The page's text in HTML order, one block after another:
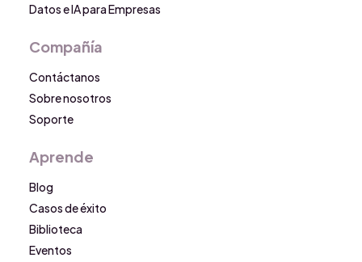
Datos e IA para Empresas
Compañía
Contáctanos
Sobre nosotros
Soporte
Aprende
Blog
Casos de éxito
Biblioteca
Eventos